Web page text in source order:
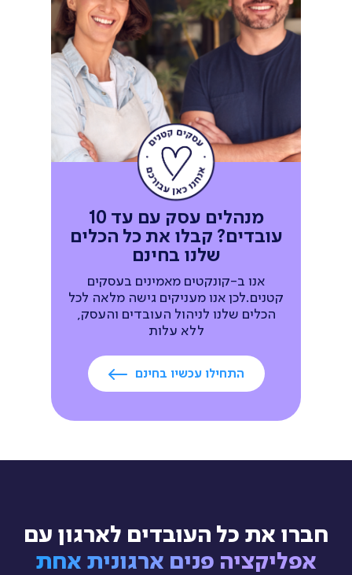
מנהלים עסק עם עד 10
עובדים? קבלו את כל הכלים
שלנו בחינם
אנו ב-קונקטים מאמינים בעסקים
קטנים.לכן אנו מעניקים גישה מלאה לכל
הכלים שלנו לניהול העובדים והעסק,
ללא עלות
התחילו עכשיו בחינם
חברו את כל העובדים לארגון עם
אפליקציה פנים ארגונית אחת